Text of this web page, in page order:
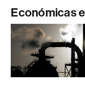
Económicas